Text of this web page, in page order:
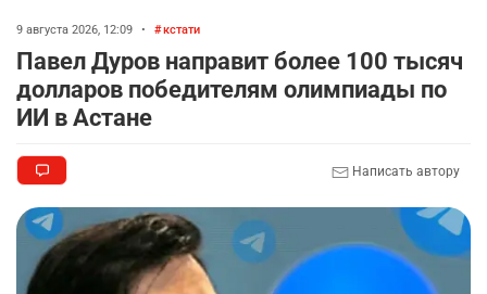
9 августа 2026, 12:09 • кстати
Павел Дуров направит более 100 тысяч
долларов победителям олимпиады по
ИИ в Астане
Написать автору